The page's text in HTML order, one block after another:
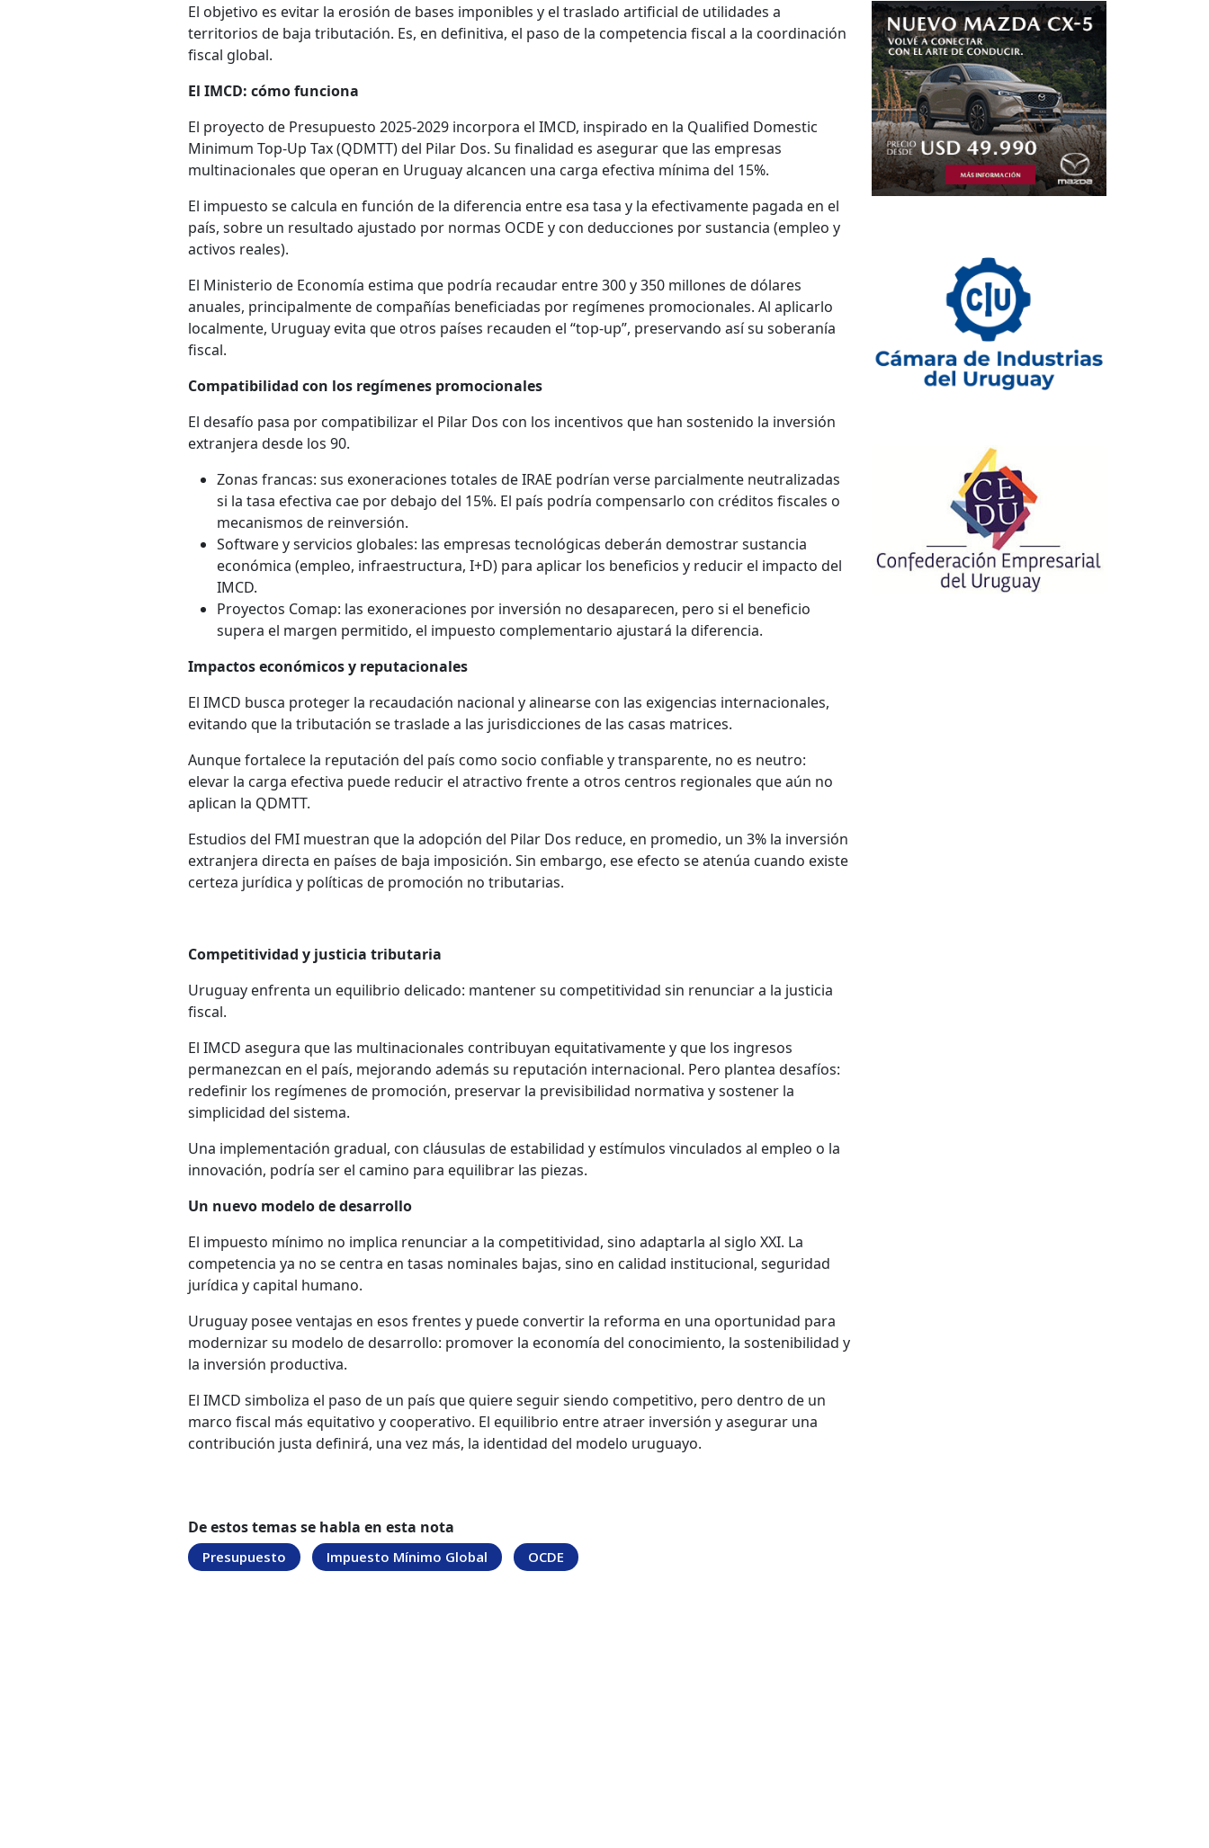
El objetivo es evitar la erosión de bases imponibles y el traslado artificial de utilidades a
territorios de baja tributación. Es, en definitiva, el paso de la competencia fiscal a la coordinación
fiscal global.
El IMCD: cómo funciona
El proyecto de Presupuesto 2025-2029 incorpora el IMCD, inspirado en la Qualified Domestic
Minimum Top-Up Tax (QDMTT) del Pilar Dos. Su finalidad es asegurar que las empresas
multinacionales que operan en Uruguay alcancen una carga efectiva mínima del 15%.
El impuesto se calcula en función de la diferencia entre esa tasa y la efectivamente pagada en el
país, sobre un resultado ajustado por normas OCDE y con deducciones por sustancia (empleo y
activos reales).
El Ministerio de Economía estima que podría recaudar entre 300 y 350 millones de dólares
anuales, principalmente de compañías beneficiadas por regímenes promocionales. Al aplicarlo
localmente, Uruguay evita que otros países recauden el “top-up”, preservando así su soberanía
fiscal.
Compatibilidad con los regímenes promocionales
El desafío pasa por compatibilizar el Pilar Dos con los incentivos que han sostenido la inversión
extranjera desde los 90.
Zonas francas: sus exoneraciones totales de IRAE podrían verse parcialmente neutralizadas
si la tasa efectiva cae por debajo del 15%. El país podría compensarlo con créditos fiscales o
mecanismos de reinversión.
Software y servicios globales: las empresas tecnológicas deberán demostrar sustancia
económica (empleo, infraestructura, I+D) para aplicar los beneficios y reducir el impacto del
IMCD.
Proyectos Comap: las exoneraciones por inversión no desaparecen, pero si el beneficio
supera el margen permitido, el impuesto complementario ajustará la diferencia.
Impactos económicos y reputacionales
El IMCD busca proteger la recaudación nacional y alinearse con las exigencias internacionales,
evitando que la tributación se traslade a las jurisdicciones de las casas matrices.
Aunque fortalece la reputación del país como socio confiable y transparente, no es neutro:
elevar la carga efectiva puede reducir el atractivo frente a otros centros regionales que aún no
aplican la QDMTT.
Estudios del FMI muestran que la adopción del Pilar Dos reduce, en promedio, un 3% la inversión
extranjera directa en países de baja imposición. Sin embargo, ese efecto se atenúa cuando existe
certeza jurídica y políticas de promoción no tributarias.
Competitividad y justicia tributaria
Uruguay enfrenta un equilibrio delicado: mantener su competitividad sin renunciar a la justicia
fiscal.
El IMCD asegura que las multinacionales contribuyan equitativamente y que los ingresos
permanezcan en el país, mejorando además su reputación internacional. Pero plantea desafíos:
redefinir los regímenes de promoción, preservar la previsibilidad normativa y sostener la
simplicidad del sistema.
Una implementación gradual, con cláusulas de estabilidad y estímulos vinculados al empleo o la
innovación, podría ser el camino para equilibrar las piezas.
Un nuevo modelo de desarrollo
El impuesto mínimo no implica renunciar a la competitividad, sino adaptarla al siglo XXI. La
competencia ya no se centra en tasas nominales bajas, sino en calidad institucional, seguridad
jurídica y capital humano.
Uruguay posee ventajas en esos frentes y puede convertir la reforma en una oportunidad para
modernizar su modelo de desarrollo: promover la economía del conocimiento, la sostenibilidad y
la inversión productiva.
El IMCD simboliza el paso de un país que quiere seguir siendo competitivo, pero dentro de un
marco fiscal más equitativo y cooperativo. El equilibrio entre atraer inversión y asegurar una
contribución justa definirá, una vez más, la identidad del modelo uruguayo.
De estos temas se habla en esta nota
Presupuesto Impuesto Mínimo Global OCDE